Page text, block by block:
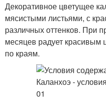
Декоративное цветущее
мясистыми листьями, с
различных оттенков. При
месяцев радует красивым
по краям.